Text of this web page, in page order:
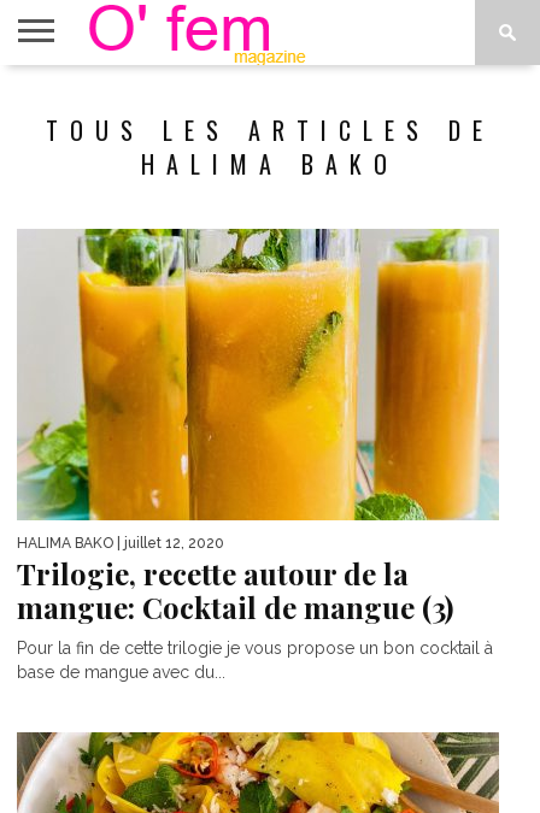
ÉTOILES
TV
DE
MENUS
TOUS LES ARTICLES DE
HALIMA BAKO
HALIMA BAKO | juillet 12, 2020
Trilogie, recette autour de la
mangue: Cocktail de mangue (3)
Pour la fin de cette trilogie je vous propose un bon cocktail à
base de mangue avec du...